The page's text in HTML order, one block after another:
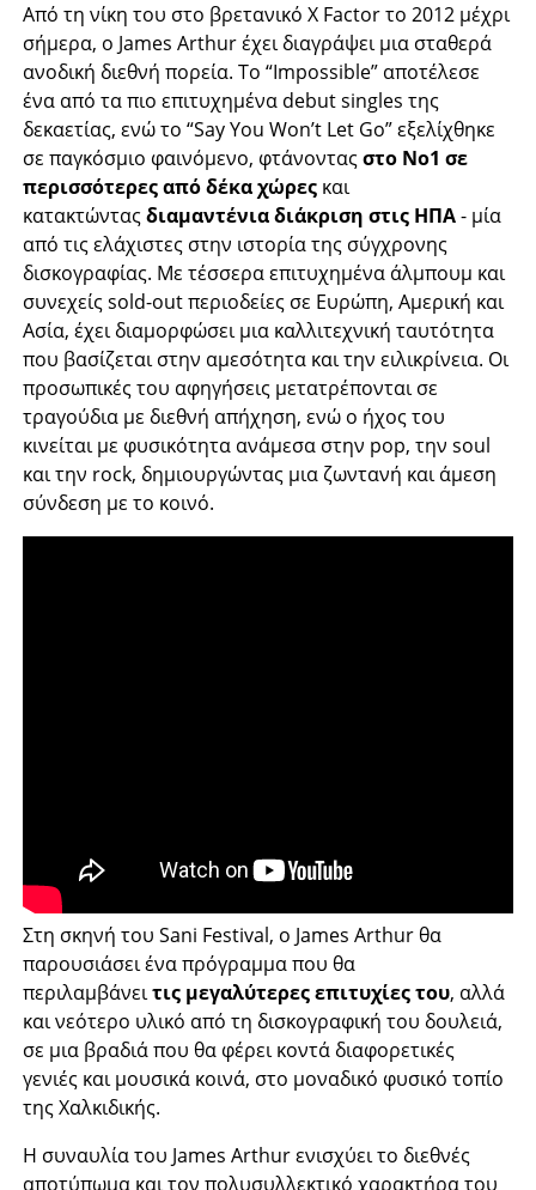
Από τη νίκη του στο βρετανικό X Factor το 2012 μέχρι
σήμερα, ο James Arthur έχει διαγράψει μια σταθερά
ανοδική διεθνή πορεία. Το “Impossible” αποτέλεσε
ένα από τα πιο επιτυχημένα debut singles της
δεκαετίας, ενώ το “Say You Won’t Let Go” εξελίχθηκε
σε παγκόσμιο φαινόμενο, φτάνονταςστο No1 σε
περισσότερες από δέκα χώρες και
κατακτώνταςδιαμαντένια διάκριση στις ΗΠΑ- μία
από τις ελάχιστες στην ιστορία της σύγχρονης
δισκογραφίας. Με τέσσερα επιτυχημένα άλμπουμ και
συνεχείς sold-out περιοδείες σε Ευρώπη, Αμερική και
Ασία, έχει διαμορφώσει μια καλλιτεχνική ταυτότητα
που βασίζεται στην αμεσότητα και την ειλικρίνεια. Οι
προσωπικές του αφηγήσεις μετατρέπονται σε
τραγούδια με διεθνή απήχηση, ενώ ο ήχος του
κινείται με φυσικότητα ανάμεσα στην pop, την soul
και την rock, δημιουργώντας μια ζωντανή και άμεση
σύνδεση με το κοινό.
Στη σκηνή του Sani Festival, ο James Arthur θα
παρουσιάσει ένα πρόγραμμα που θα
περιλαμβάνειτις μεγαλύτερες επιτυχίες του, αλλά
και νεότερο υλικό από τη δισκογραφική του δουλειά,
σε μια βραδιά που θα φέρει κοντά διαφορετικές
γενιές και μουσικά κοινά, στο μοναδικό φυσικό τοπίο
της Χαλκιδικής.
Η συναυλία του James Arthur ενισχύει το διεθνές
αποτύπωμα και τον πολυσυλλεκτικό χαρακτήρα του